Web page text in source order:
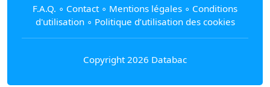
F.A.Q. ∘ Contact ∘ Mentions légales ∘ Conditions
d'utilisation∘ Politique d’utilisation des cookies
Copyright 2026 Databac